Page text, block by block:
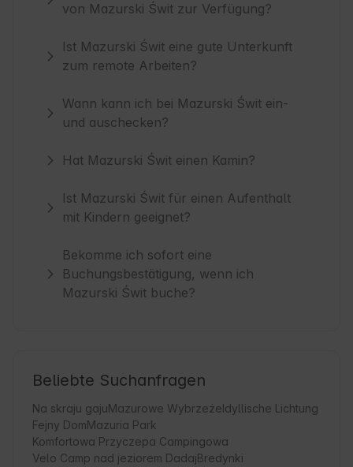
von Mazurski Świt zur Verfügung?
Ist Mazurski Świt eine gute Unterkunft
zum remote Arbeiten?
Wann kann ich bei Mazurski Świt ein-
und auschecken?
Hat Mazurski Świt einen Kamin?
Ist Mazurski Świt für einen Aufenthalt
mit Kindern geeignet?
Bekomme ich sofort eine
Buchungsbestätigung, wenn ich
Mazurski Świt buche?
Beliebte Suchanfragen
Na skraju gajuMazurowe WybrzeżeIdyllische Lichtung
Fejny DomMazuria Park
Komfortowa Przyczepa Campingowa
Velo Camp nad jeziorem DadajBredynki